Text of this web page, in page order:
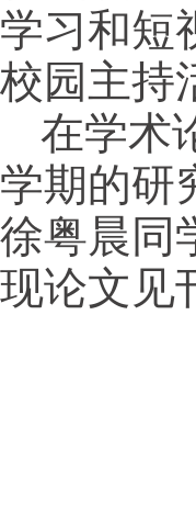
学习和短
校园主持
在学术
学期的研
徐粤晨同
现论文见